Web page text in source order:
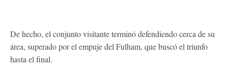
De hecho, el conjunto visitante terminó defendiendo cerca de su
área, superado por el empuje del Fulham, que buscó el triunfo
hasta el final.